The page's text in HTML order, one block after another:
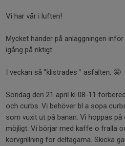
Vi har vår i luften!
Mycket händer på anläggningen
igång på riktigt.
I veckan så "klistrades " asfalten. 🤩
Söndag den 21 april kl 08-11
och curbs. Vi behöver bl a sopa
som vuxit ut på banan. Vi hoppas
möjligt. Vi börjar med kaffe o fralla
korvgrillning för deltagarna. Skicka